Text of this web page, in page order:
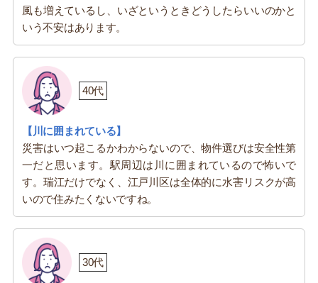
風も増えているし、いざというときどうしたらいいのかと
いう不安はあります。
40代
【川に囲まれている】
災害はいつ起こるかわからないので、物件選びは安全性第
一だと思います。駅周辺は川に囲まれているので怖いで
す。瑞江だけでなく、江戸川区は全体的に水害リスクが高
いので住みたくないですね。
30代